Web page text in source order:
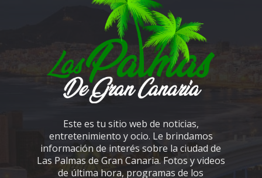
Este es tu sitio web de noticias,
entretenimiento y ocio. Le brindamos
información de interés sobre la ciudad de
Las Palmas de Gran Canaria. Fotos y videos
de última hora, programas de los